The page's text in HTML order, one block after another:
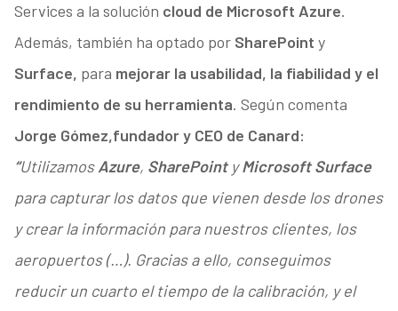
Services a la solución cloud de Microsoft Azure.
Además, también ha optado por SharePoint y
Surface, para mejorar la usabilidad, la fiabilidad y el
rendimiento de su herramienta. Según comenta
Jorge Gómez,fundador y CEO de Canard:
“UtilizamosAzure, SharePointyMicrosoft Surface
para capturar los datos que vienen desde los drones
y crear la información para nuestros clientes, los
aeropuertos (…). Gracias a ello, conseguimos
reducir un cuarto el tiempo de la calibración, y el